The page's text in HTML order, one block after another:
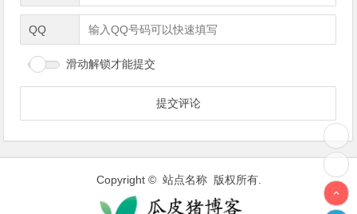
QQ
滑动解锁才能提交
Copyright © 站点名称 版权所有.